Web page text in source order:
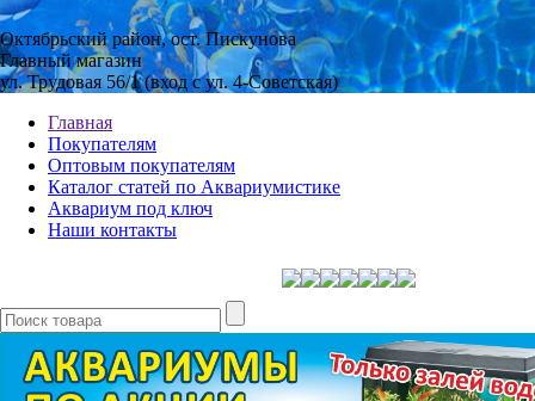
Октябрьский район, ост. Пискунова
Главный магазин
ул. Трудовая 56/1 (вход с ул. 4-Советская)
Главная
Покупателям
Оптовым покупателям
Каталог статей по Аквариумистике
Аквариум под ключ
Наши контакты